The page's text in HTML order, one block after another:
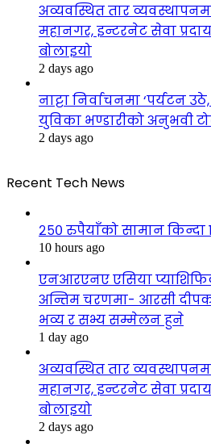
अव्यवस्थित तार
महानगर, इन्टरनेट सेवा
बोलाइयो
2 days ago
नाट्टा निर्वाचनमा ‘पर्यटन
युविका भण्डारीको अनुभवी
2 days ago
Recent Tech News
२५० रुपैयाँको सामान किन्दा
10 hours ago
एनआरएनए एसिया
अन्तिम चरणमा- आरसी
भव्य र सभ्य सम्मेलन हुने
1 day ago
अव्यवस्थित तार
महानगर, इन्टरनेट सेवा
बोलाइयो
2 days ago